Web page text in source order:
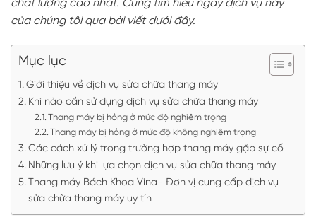
chất lượng cao nhất. Cùng tìm hiểu ngay dịch vụ này
của chúng tôi qua bài viết dưới đây.
Mục lục
Giới thiệu về dịch vụ sửa chữa thang máy
Khi nào cần sử dụng dịch vụ sửa chữa thang máy
Thang máy bị hỏng ở mức độ nghiêm trọng
Thang máy bị hỏng ở mức độ không nghiêm trọng
Các cách xử lý trong trường hợp thang máy gặp sự cố
Những lưu ý khi lựa chọn dịch vụ sửa chữa thang máy
Thang máy Bách Khoa Vina- Đơn vị cung cấp dịch vụ
sửa chữa thang máy uy tín